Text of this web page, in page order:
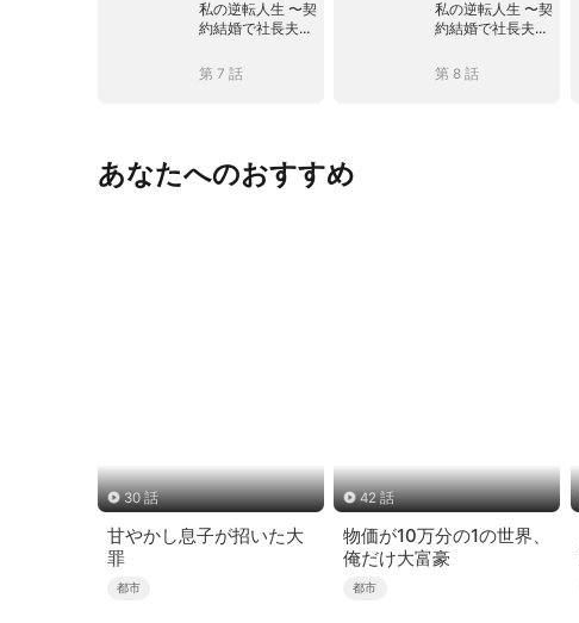
私の逆転人生 〜契
約結婚で社長夫
第 7 話
私の逆転人生 〜契
約結婚で社長夫
第 8 話
あなたへのおすすめ
30 話
甘やかし息子が招いた大
罪
都市
42 話
物価が10万分の1の世界、
俺だけ大富豪
都市